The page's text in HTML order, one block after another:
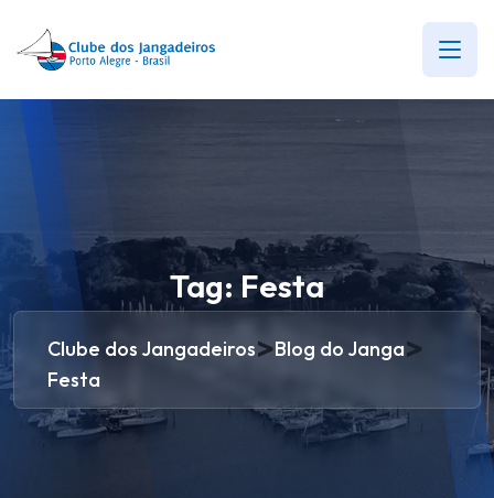
Tag: Festa
Clube dos Jangadeiros>Blog do Janga>
Festa